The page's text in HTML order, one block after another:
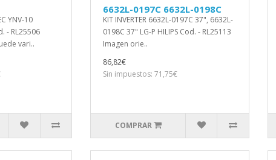
YNV-10
- RL25506
vari..
6632L-0197C 6632L-0198C
KIT INVERTER 6632L-0197C 37", 6632L-
0198C 37" LG-P HILIPS Cod. - RL25113
Imagen orie..
86,82€
Sin impuestos: 71,75€
COMPRAR